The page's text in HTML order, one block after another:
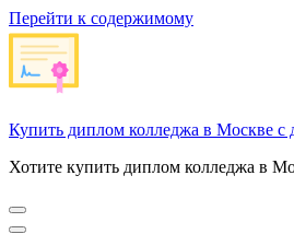
Перейти к содержимому
Купить диплом колледжа в Москве с
Хотите купить диплом колледжа в